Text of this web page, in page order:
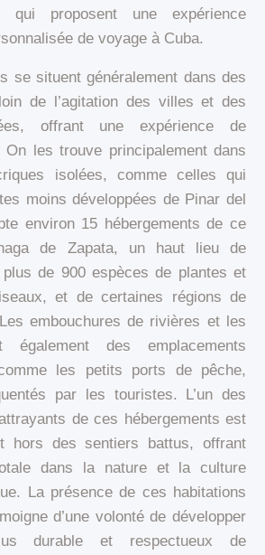
qui proposent une expérience
de voyage à Cuba.
se situent généralement dans des
de l’agitation des villes et des
offrant une expérience de
On les trouve principalement dans
isolées, comme celles qui
moins développées de Pinar del
environ 15 hébergements de ce
de Zapata, un haut lieu de
de 900 espèces de plantes et
et de certaines régions de
embouchures de rivières et les
également des emplacements
les petits ports de pêche,
par les touristes. L’un des
de ces hébergements est
hors des sentiers battus, offrant
dans la nature et la culture
La présence de ces habitations
d’une volonté de développer
durable et respectueux de